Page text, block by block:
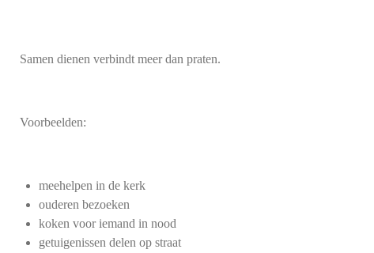
Samen dienen verbindt meer dan praten.
Voorbeelden:
meehelpen in de kerk
ouderen bezoeken
koken voor iemand in nood
getuigenissen delen op straat